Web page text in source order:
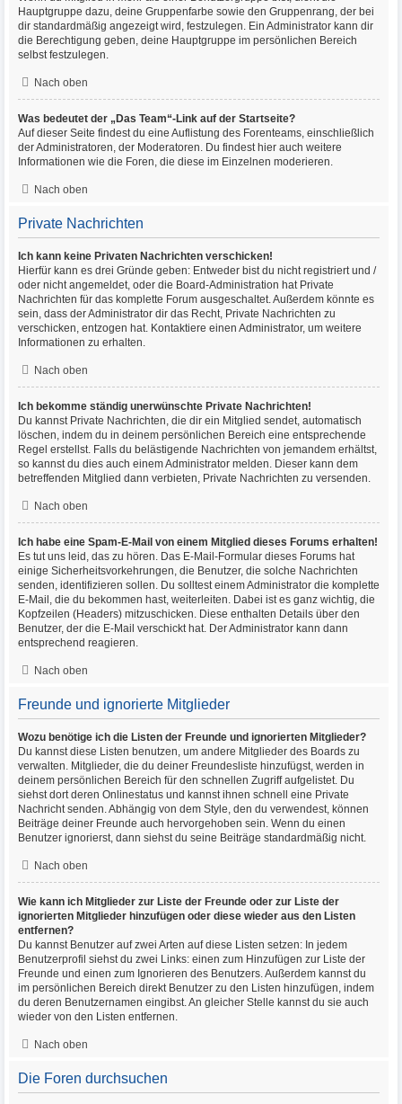
Hauptgruppe dazu, deine Gruppenfarbe sowie den Gruppenrang, der bei
dir standardmäßig angezeigt wird, festzulegen. Ein Administrator kann dir
die Berechtigung geben, deine Hauptgruppe im persönlichen Bereich
selbst festzulegen.
Nach oben
Was bedeutet der „Das Team“-Link auf der Startseite?
Auf dieser Seite findest du eine Auflistung des Forenteams, einschließlich
der Administratoren, der Moderatoren. Du findest hier auch weitere
Informationen wie die Foren, die diese im Einzelnen moderieren.
Nach oben
Private Nachrichten
Ich kann keine Privaten Nachrichten verschicken!
Hierfür kann es drei Gründe geben: Entweder bist du nicht registriert und /
oder nicht angemeldet, oder die Board-Administration hat Private
Nachrichten für das komplette Forum ausgeschaltet. Außerdem könnte es
sein, dass der Administrator dir das Recht, Private Nachrichten zu
verschicken, entzogen hat. Kontaktiere einen Administrator, um weitere
Informationen zu erhalten.
Nach oben
Ich bekomme ständig unerwünschte Private Nachrichten!
Du kannst Private Nachrichten, die dir ein Mitglied sendet, automatisch
löschen, indem du in deinem persönlichen Bereich eine entsprechende
Regel erstellst. Falls du belästigende Nachrichten von jemandem erhältst,
so kannst du dies auch einem Administrator melden. Dieser kann dem
betreffenden Mitglied dann verbieten, Private Nachrichten zu versenden.
Nach oben
Ich habe eine Spam-E-Mail von einem Mitglied dieses Forums erhalten!
Es tut uns leid, das zu hören. Das E-Mail-Formular dieses Forums hat
einige Sicherheitsvorkehrungen, die Benutzer, die solche Nachrichten
senden, identifizieren sollen. Du solltest einem Administrator die komplette
E-Mail, die du bekommen hast, weiterleiten. Dabei ist es ganz wichtig, die
Kopfzeilen (Headers) mitzuschicken. Diese enthalten Details über den
Benutzer, der die E-Mail verschickt hat. Der Administrator kann dann
entsprechend reagieren.
Nach oben
Freunde und ignorierte Mitglieder
Wozu benötige ich die Listen der Freunde und ignorierten Mitglieder?
Du kannst diese Listen benutzen, um andere Mitglieder des Boards zu
verwalten. Mitglieder, die du deiner Freundesliste hinzufügst, werden in
deinem persönlichen Bereich für den schnellen Zugriff aufgelistet. Du
siehst dort deren Onlinestatus und kannst ihnen schnell eine Private
Nachricht senden. Abhängig von dem Style, den du verwendest, können
Beiträge deiner Freunde auch hervorgehoben sein. Wenn du einen
Benutzer ignorierst, dann siehst du seine Beiträge standardmäßig nicht.
Nach oben
Wie kann ich Mitglieder zur Liste der Freunde oder zur Liste der
ignorierten Mitglieder hinzufügen oder diese wieder aus den Listen
entfernen?
Du kannst Benutzer auf zwei Arten auf diese Listen setzen: In jedem
Benutzerprofil siehst du zwei Links: einen zum Hinzufügen zur Liste der
Freunde und einen zum Ignorieren des Benutzers. Außerdem kannst du
im persönlichen Bereich direkt Benutzer zu den Listen hinzufügen, indem
du deren Benutzernamen eingibst. An gleicher Stelle kannst du sie auch
wieder von den Listen entfernen.
Nach oben
Die Foren durchsuchen